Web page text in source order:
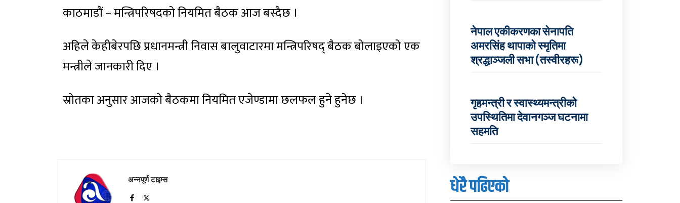
काठमाडौं – मन्त्रिपरिषदको नियमित बैठक आज बस्दैछ ।
अहिले केहीबेरपछि प्रधानमन्त्री निवास बालुवाटारमा मन्त्रिपरिषद् बैठक बोलाइएको एक
मन्त्रीले जानकारी दिए ।
स्रोतका अनुसार आजको बैठकमा नियमित एजेण्डामा छलफल हुने हुनेछ ।
अन्नपूर्ण टाइम्स
नेपाल एकीकरणका सेनापति
अमरसिंह थापाको स्मृतिमा
श्रद्धाञ्जली सभा (तस्वीरहरू)
गृहमन्त्री र स्वास्थ्यमन्त्रीको
उपस्थितिमा देवानगञ्ज घटनामा
सहमति
धेरै पढिएको